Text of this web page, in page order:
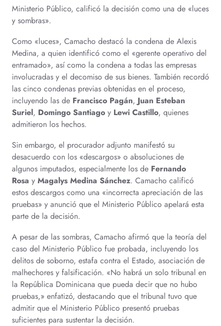
Ministerio Público, calificó la decisión como una de «luces
y sombras».
Como «luces», Camacho destacó la condena de Alexis
Medina, a quien identificó como el «gerente operativo del
entramado», así como la condena a todas las empresas
involucradas y el decomiso de sus bienes. También recordó
las cinco condenas previas obtenidas en el proceso,
incluyendo las de Francisco Pagán, Juan Esteban
Suriel, Domingo Santiago y Lewi Castillo, quienes
admitieron los hechos.
Sin embargo, el procurador adjunto manifestó su
desacuerdo con los «descargos» o absoluciones de
algunos imputados, especialmente los de Fernando
Rosa y Magalys Medina Sánchez. Camacho calificó
estos descargos como una «incorrecta apreciación de las
pruebas» y anunció que el Ministerio Público apelará esta
parte de la decisión.
A pesar de las sombras, Camacho afirmó que la teoría del
caso del Ministerio Público fue probada, incluyendo los
delitos de soborno, estafa contra el Estado, asociación de
malhechores y falsificación. «No habrá un solo tribunal en
la República Dominicana que pueda decir que no hubo
pruebas,» enfatizó, destacando que el tribunal tuvo que
admitir que el Ministerio Público presentó pruebas
suficientes para sustentar la decisión.